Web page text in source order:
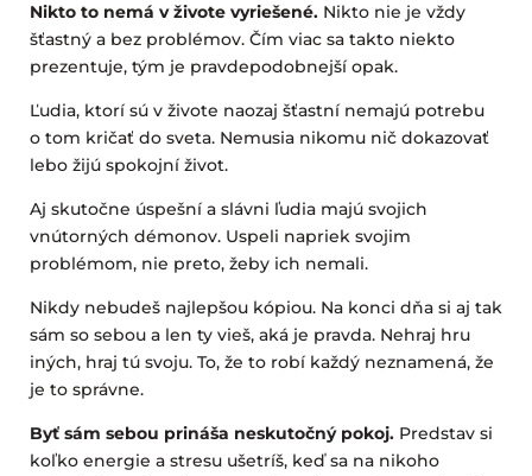
Nikto to nemá v živote vyriešené. Nikto nie je vždy
šťastný a bez problémov. Čím viac sa takto niekto
prezentuje, tým je pravdepodobnejší opak.
Ľudia, ktorí sú v živote naozaj šťastní nemajú potrebu
o tom kričať do sveta. Nemusia nikomu nič dokazovať
lebo žijú spokojní život.
Aj skutočne úspešní a slávni ľudia majú svojich
vnútorných démonov. Uspeli napriek svojim
problémom, nie preto, žeby ich nemali.
Nikdy nebudeš najlepšou kópiou. Na konci dňa si aj tak
sám so sebou a len ty vieš, aká je pravda. Nehraj hru
iných, hraj tú svoju. To, že to robí každý neznamená, že
je to správne.
Byť sám sebou prináša neskutočný pokoj. Predstav si
koľko energie a stresu ušetríš, keď sa na nikoho